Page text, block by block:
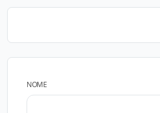
NOME